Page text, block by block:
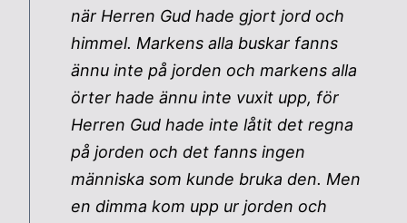
när Herren Gud hade gjort jord och
himmel. Markens alla buskar fanns
ännu inte på jorden och markens alla
örter hade ännu inte vuxit upp, för
Herren Gud hade inte låtit det regna
på jorden och det fanns ingen
människa som kunde bruka den. Men
en dimma kom upp ur jorden och